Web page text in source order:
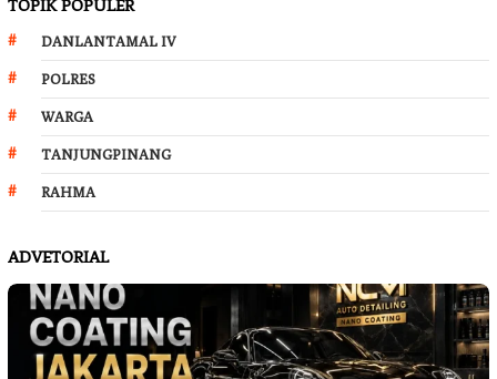
TOPIK POPULER
DANLANTAMAL IV
POLRES
WARGA
TANJUNGPINANG
RAHMA
ADVETORIAL